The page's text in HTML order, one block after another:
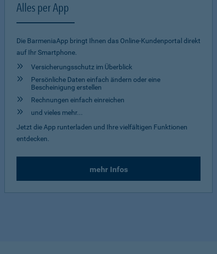
Alles per App
Die BarmeniaApp bringt Ihnen das Online-Kundenportal direkt
auf Ihr Smartphone.
Versicherungsschutz im Überblick
Persönliche Daten einfach ändern oder eine
Bescheinigung erstellen
Rechnungen einfach einreichen
und vieles mehr...
Jetzt die App runterladen und Ihre vielfältigen Funktionen
entdecken.
mehr Infos